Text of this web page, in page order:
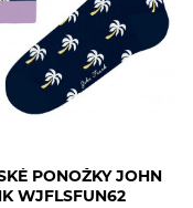
PONOŽKY JOHN
WJFLSFUN62